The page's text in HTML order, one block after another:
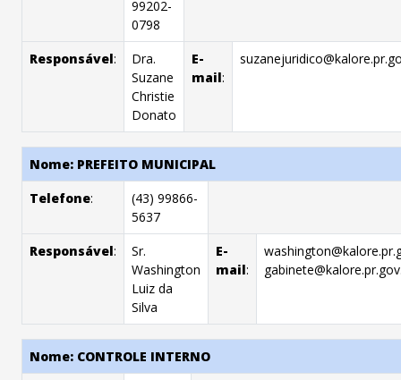
99202-
0798
Responsável:
Dra.
Suzane
Christie
Donato
E-
mail:
Nome: PREFEITO MUNICIPAL
Telefone:
(43) 99866-
5637
Responsável:
Sr.
Washington
Luiz da
Silva
E-
mail:
Nome: CONTROLE INTERNO